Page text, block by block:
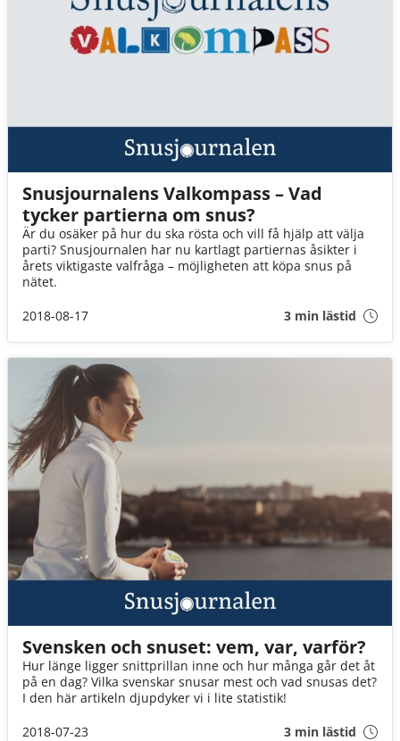
Snusjournalens Valkompass – Vad
tycker partierna om snus?
Är du osäker på hur du ska rösta och vill få hjälp att välja
parti? Snusjournalen har nu kartlagt partiernas åsikter i
årets viktigaste valfråga – möjligheten att köpa snus på
nätet.
2018-08-17
3 min lästid
Svensken och snuset: vem, var, varför?
Hur länge ligger snittprillan inne och hur många går det åt
på en dag? Vilka svenskar snusar mest och vad snusas det?
I den här artikeln djupdyker vi i lite statistik!
2018-07-23
3 min lästid